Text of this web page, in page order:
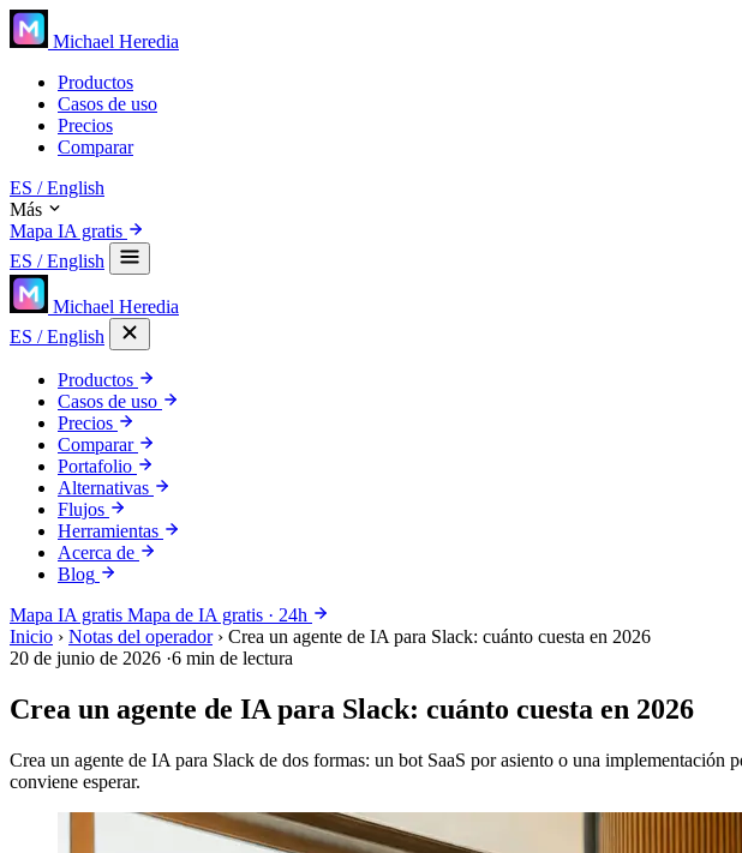
Michael Heredia
Productos
Casos de uso
Precios
Comparar
ES / English
Más
Mapa IA gratis
ES / English
Michael Heredia
ES / English
Productos
Casos de uso
Precios
Comparar
Portafolio
Alternativas
Flujos
Herramientas
Acerca de
Blog
Mapa IA gratis Mapa de IA gratis · 24h
Inicio › Notas del operador › Crea un agente de IA para Slack: cuánto cuesta en 2026
20 de junio de 2026 ·6 min de lectura
Crea un agente de IA para Slack: cuánto cuesta en 2026
Crea un agente de IA para Slack de dos formas: un bot SaaS por asiento o una
conviene esperar.